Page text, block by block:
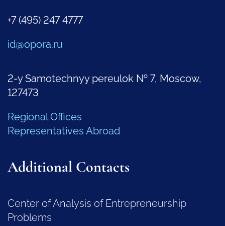
+7 (495) 247 4777
id@opora.ru
2-y Samotechnyy pereulok № 7, Moscow,
127473
Regional Offices
Representatives Abroad
Additional Contacts
Center of Analysis of Entrepreneurship
Problems